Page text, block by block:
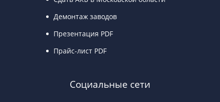
Демонтаж заводов
Презентация PDF
Прайс-лист PDF
Социальные сети